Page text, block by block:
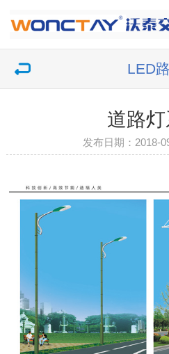
LED
道路灯
发布日期：2018-